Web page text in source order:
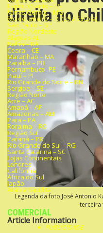
direita no
Legenda da foto,José Antonio
terceira
Article Information
Espírito Santo – ES
Minas Gerais – MG
Rio de Janeiro – RJ (Loja Escola)
São Paulo – SP
Região Nordeste
Alagoas AL
Bahia – BA
Ceara – CE
Maranhão – MA
Paraíba – PB
Pernambuco -PE
Piauí – PI
Rio Grande do Norte – RN
Sergipe – SE
Região Norte
Acre – AC
Amapá – AP
Amazonas – AM
Para – PA
Roraima – RO
Região Sul
Paraná – PR
Rio Grande do Sul – RG
Santa Catarina – SC
Lojas Continentais
Londres
California
África do Sul
Japão
Arábia Saudita
COMERCIAL
PUBLICIDADE